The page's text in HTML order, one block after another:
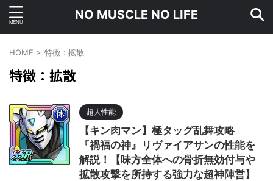
NO MUSCLE NO LIFE
HOME > 特徴：拡散
特徴：拡散
超人性能
【キン肉マン】極タッグ乱舞攻略
『禍福の神』リヴァイアサンの性能を
解説！【味方全体への骨折無効付与や
拡散攻撃を所持する強力な超神陣営】